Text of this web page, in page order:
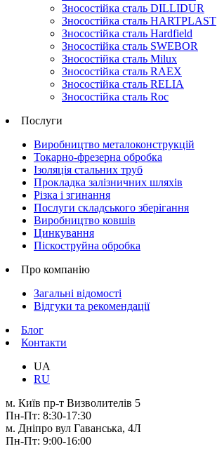
Зносостійка сталь DILLIDUR
Зносостійка сталь HARTPLAST
Зносостійка сталь Hardfield
Зносостійка сталь SWEBOR
Зносостійка сталь Milux
Зносостійка сталь RAEX
Зносостійка сталь RELIA
Зносостійка сталь Roc
Послуги
Виробництво металоконструкцій
Токарно-фрезерна обробка
Ізоляція стальних труб
Прокладка залізничних шляхів
Різка і згинання
Послуги складського зберігання
Виробництво ковшів
Цинкування
Піскоструйна обробка
Про компанію
Загальні відомості
Відгуки та рекомендації
Блог
Контакти
UA
RU
м. Київ пр-т Визволителів 5
Пн-Пт: 8:30-17:30
м. Дніпро вул Гаванська, 4Л
Пн-Пт: 9:00-16:00